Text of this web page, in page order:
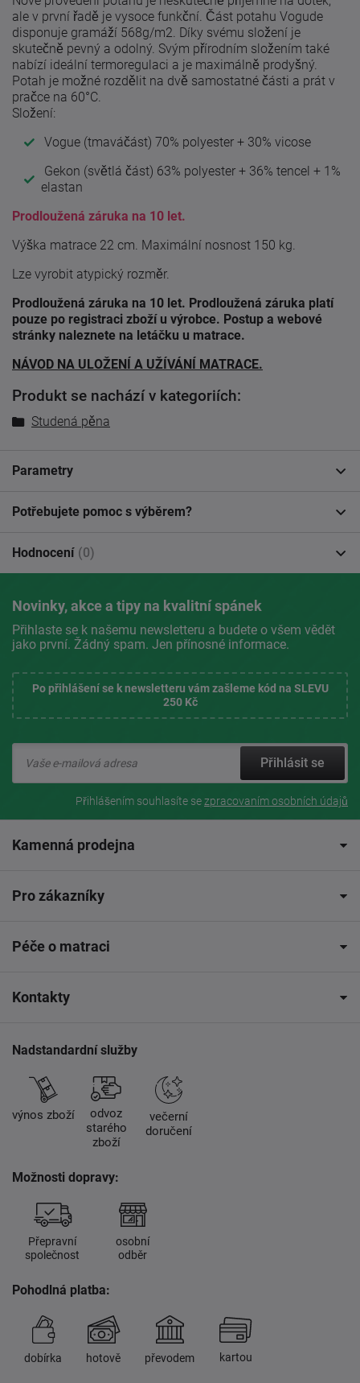
ale v první řadě je vysoce funkční. Část potahu Vogude
disponuje gramáží 568g/m2. Díky svému složení je
skutečně pevný a odolný. Svým přírodním složením také
nabízí ideální termoregulaci a je maximálně prodyšný.
Potah je možné rozdělit na dvě samostatné části a prát v
pračce na 60°C.
Složení:
Vogue (tmaváčást) 70% polyester + 30% vicose
Gekon (světlá část) 63% polyester + 36% tencel + 1%
elastan
Prodloužená záruka na 10 let.
Výška matrace 22 cm. Maximální nosnost 150 kg.
Lze vyrobit atypický rozměr.
Prodloužená záruka na 10 let. Prodloužená záruka platí
pouze po registraci zboží u výrobce. Postup a webové
stránky naleznete na letáčku u matrace.
NÁVOD NA ULOŽENÍ A UŽÍVÁNÍ MATRACE.
Produkt se nachází v kategoriích:
Studená pěna
Parametry
Potřebujete pomoc s výběrem?
Hodnocení (0)
Novinky, akce a tipy na kvalitní spánek
Přihlaste se k našemu newsletteru a budete o všem vědět
jako první. Žádný spam. Jen přínosné informace.
Po přihlášení se k newsletteru vám zašleme kód na SLEVU
250 Kč
Přihlásit se
Přihlášením souhlasíte sezpracovaním osobních údajů
Kamenná prodejna
Pro zákazníky
Péče o matraci
Kontakty
Nadstandardní služby
výnos zboží
odvoz
starého
zboží
večerní
doručení
Možnosti dopravy:
Přepravní
společnost
osobní
odběr
Pohodlná platba:
dobírka hotově převodem kartou